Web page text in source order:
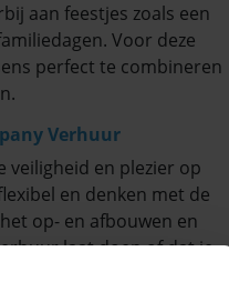
aan feestjes zoals een
Voor deze
perfect te combineren
Verhuur
veiligheid en plezier op
en denken met de
op- en afbouwen en
laat doen of dat je